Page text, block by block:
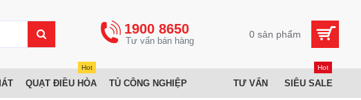
1900 8650 0 sản phẩm
QUẠT ĐIỀU HÒA
Hot
TỦ CÔNG NGHIỆP TƯ VẤN SIÊU SALE
Hot